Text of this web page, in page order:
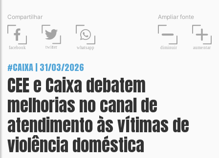
Compartilhar
facebook twitter whatsapp
Ampliar fonte
diminuir aumentar
#CAIXA | 31/03/2026
CEE e Caixa debatem
melhorias no canal de
atendimento às vítimas de
violência doméstica